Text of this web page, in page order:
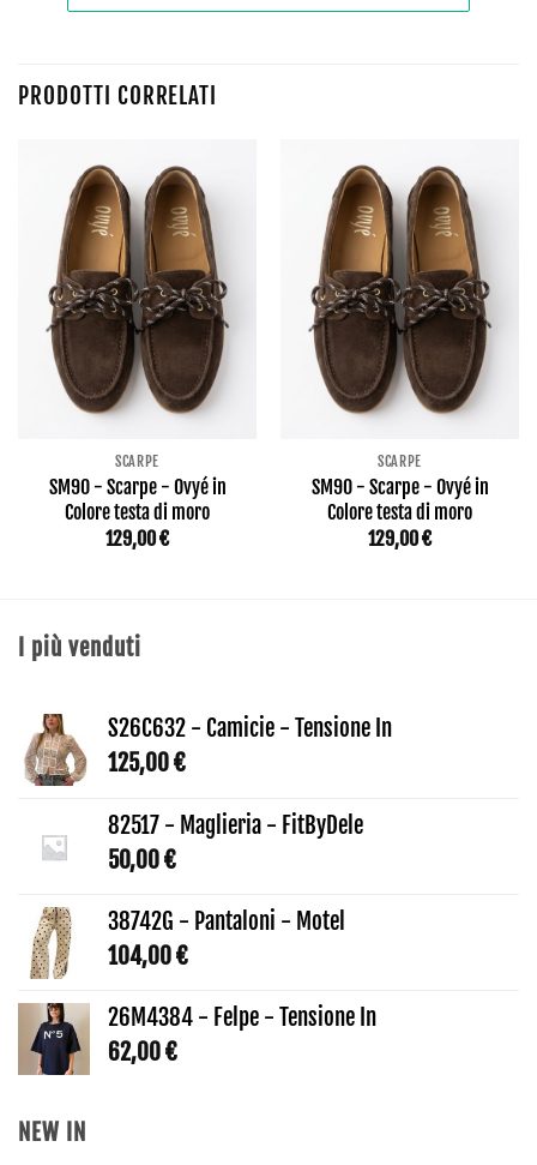
PRODOTTI CORRELATI
SCARPE
SM90 - Scarpe - Ovyé in
Colore testa di moro
129,00€
SCARPE
SM90 - Scarpe - Ovyé in
Colore testa di moro
129,00€
I più venduti
S26C632 - Camicie - Tensione In
125,00€
82517 - Maglieria - FitByDele
50,00€
38742G - Pantaloni - Motel
104,00€
26M4384 - Felpe - Tensione In
62,00€
NEW IN